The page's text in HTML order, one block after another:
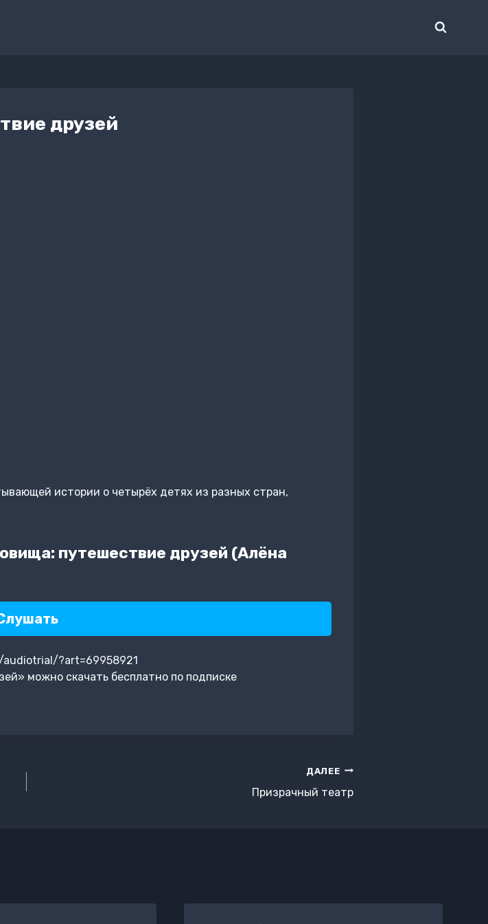
друзей
истории о четырёх детях из разных стран,
путешествие друзей (Алёна
?art=69958921
можно скачать бесплатно по подписке
ДАЛЕЕ
Призрачный театр